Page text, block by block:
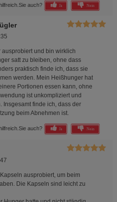
Sie auch? Ja Nein
ausprobiert und bin wirklich
satt zu bleiben, ohne dass
praktisch finde ich, dass sie
werden. Mein Heißhunger hat
Portionen essen kann, ohne
ist unkompliziert und
Insgesamt finde ich, dass der
beim Abnehmen ist.
Sie auch? Ja Nein
ausprobiert, um beim
Die Kapseln sind leicht zu